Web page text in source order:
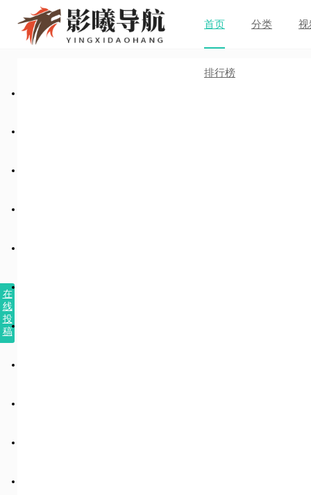
首页 分类 视
排行榜
在
线
投
稿